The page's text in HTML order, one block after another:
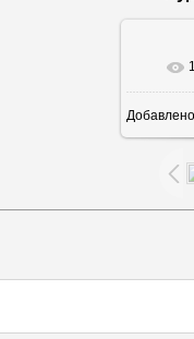
Добавлено